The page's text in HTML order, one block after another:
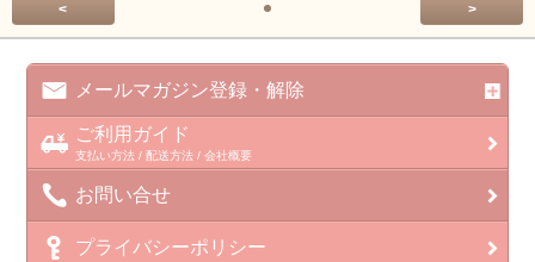
< >
メールマガジン登録・解除
ご利用ガイド
支払い方法 / 配送方法 / 会社概要
お問い合せ
プライバシーポリシー